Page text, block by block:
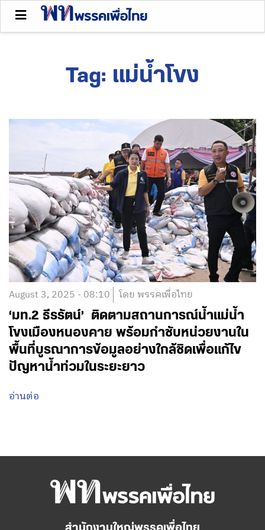
Tag: แม่น้ำโขง
August 3, 2025 - 08:10 โดย พรรคเพื่อไทย
‘มท.2 ธีรรัตน์’ ติดตามสถานการณ์น้ำแม่น้ำ
โขงเมืองหนองคาย พร้อมกำชับหน่วยงานใน
พื้นที่บูรณาการข้อมูลอย่างใกล้ชิดเพื่อแก้ไข
ปัญหาน้ำท่วมในระยะยาว
อ่านต่อ